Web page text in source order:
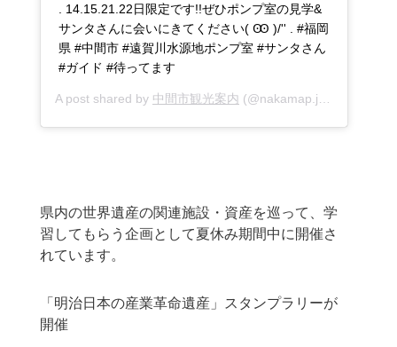
. 14.15.21.22日限定です!!ぜひポンプ室の見学&
サンタさんに会いにきてください( Ꙭ )/'' . #福岡
県 #中間市 #遠賀川水源地ポンプ室 #サンタさん
#ガイド #待ってます
A post shared by 中間市観光案内 (@nakamap.jp) on
県内の世界遺産の関連施設・資産を巡って、学
習してもらう企画として夏休み期間中に開催さ
れています。
「明治日本の産業革命遺産」スタンプラリーが
開催